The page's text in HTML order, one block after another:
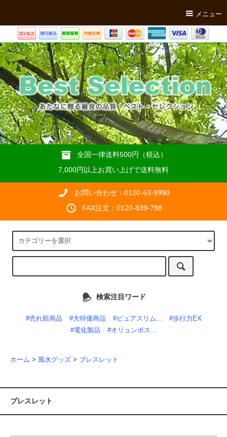
メニュー
全国一律送料500円（税込）
7,000円以上お買い上げで送料無料
お問い合わせ：0120-63-9990
FAX注文：0120-839-798
検索注目ワード
#売れ筋商品 #大特価商品 #ピュアスリム...
#歩行力EX
#電化製品
#オリュンポス...
ホーム > 風水グッズ > ブレスレット
ブレスレット